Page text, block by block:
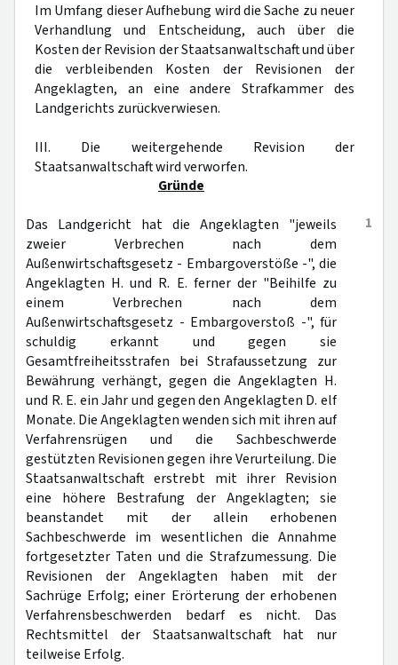
Im Umfang dieser Aufhebung wird die Sache zu neuer
Verhandlung und Entscheidung, auch über die
Kosten der Revision der Staatsanwaltschaft und über
die verbleibenden Kosten der Revisionen der
Angeklagten, an eine andere Strafkammer des
Landgerichts zurückverwiesen.
III. Die weitergehende Revision der
Staatsanwaltschaft wird verworfen.
Gründe
1
Das Landgericht hat die Angeklagten "jeweils
zweier Verbrechen nach dem
Außenwirtschaftsgesetz - Embargoverstöße -", die
Angeklagten H. und R. E. ferner der "Beihilfe zu
einem Verbrechen nach dem
Außenwirtschaftsgesetz - Embargoverstoß -", für
schuldig erkannt und gegen sie
Gesamtfreiheitsstrafen bei Strafaussetzung zur
Bewährung verhängt, gegen die Angeklagten H.
und R. E. ein Jahr und gegen den Angeklagten D. elf
Monate. Die Angeklagten wenden sich mit ihren auf
Verfahrensrügen und die Sachbeschwerde
gestützten Revisionen gegen ihre Verurteilung. Die
Staatsanwaltschaft erstrebt mit ihrer Revision
eine höhere Bestrafung der Angeklagten; sie
beanstandet mit der allein erhobenen
Sachbeschwerde im wesentlichen die Annahme
fortgesetzter Taten und die Strafzumessung. Die
Revisionen der Angeklagten haben mit der
Sachrüge Erfolg; einer Erörterung der erhobenen
Verfahrensbeschwerden bedarf es nicht. Das
Rechtsmittel der Staatsanwaltschaft hat nur
teilweise Erfolg.